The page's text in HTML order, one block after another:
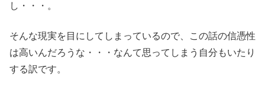
し・・・。
そんな現実を目にしてしまっているので、この話の信憑性
は高いんだろうな・・・なんて思ってしまう自分もいたり
する訳です。